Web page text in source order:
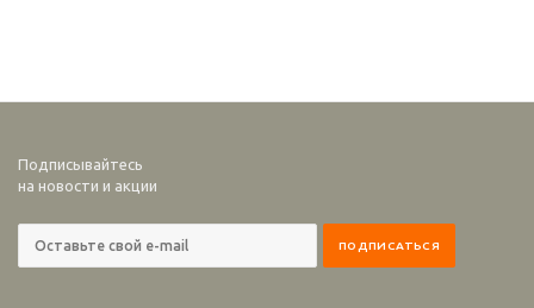
Подписывайтесь
на новости и акции